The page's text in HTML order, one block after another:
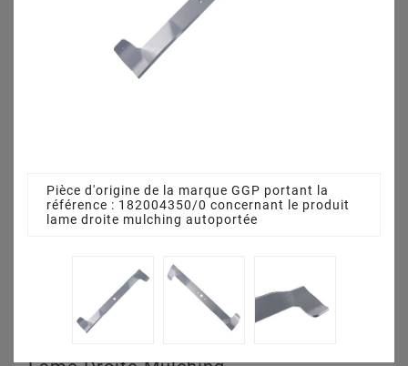
Pièce d'origine de la marque GGP portant la
référence : 182004350/0 concernant le produit
lame droite mulching autoportée